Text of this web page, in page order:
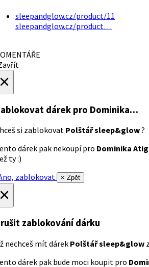
sleepandglow.cz/product/11
sleepandglow.cz/product…
dárek pro Dominika…
si zablokovat Polštář sleep&glow?
dárek pak nekoupí pro Dominika
ty :)
zablokovat
× Zpět
zablokování dárku
nechceš mít dárek Polštář sleep&glow
dárek pak bude moci koupit pro